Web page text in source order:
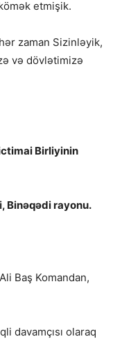
etmişik.
zaman Sizinləyik,
və dövlətimizə
Birliyinin
Binəqədi rayonu.
Baş Komandan,
davamçısı olaraq